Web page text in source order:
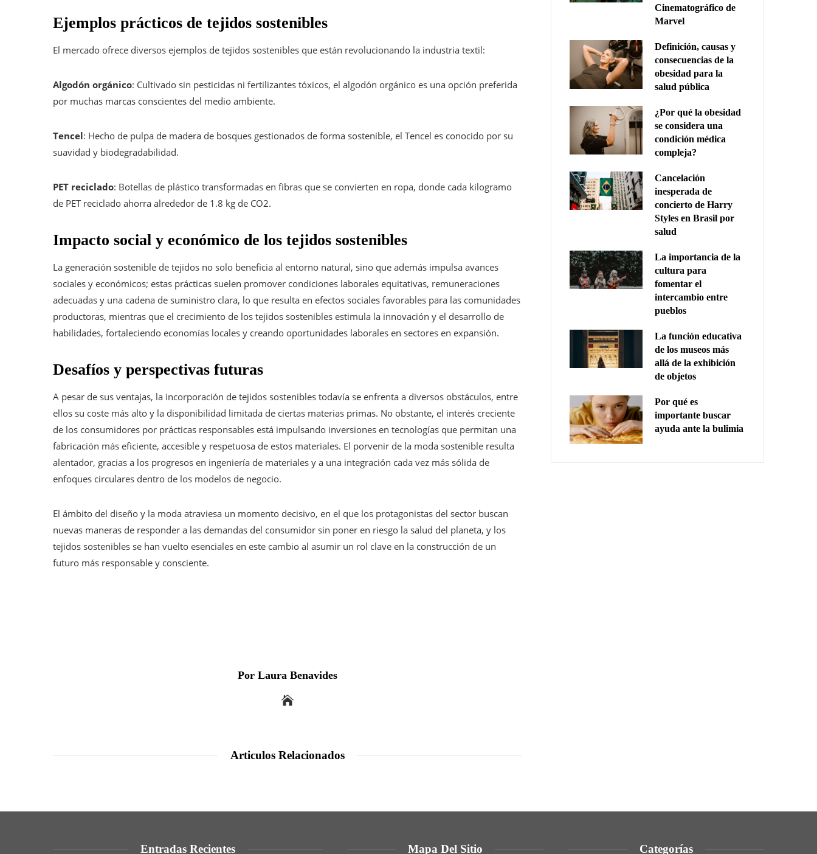
Ejemplos prácticos de tejidos sostenibles
El mercado ofrece diversos ejemplos de tejidos sostenibles que están revolucionando la industria textil:
Algodón orgánico: Cultivado sin pesticidas ni fertilizantes tóxicos, el algodón orgánico es una opción preferida
por muchas marcas conscientes del medio ambiente.
Tencel: Hecho de pulpa de madera de bosques gestionados de forma sostenible, el Tencel es conocido por su
suavidad y biodegradabilidad.
PET reciclado: Botellas de plástico transformadas en fibras que se convierten en ropa, donde cada kilogramo
de PET reciclado ahorra alrededor de 1.8 kg de CO2.
Impacto social y económico de los tejidos sostenibles
La generación sostenible de tejidos no solo beneficia al entorno natural, sino que además impulsa avances
sociales y económicos; estas prácticas suelen promover condiciones laborales equitativas, remuneraciones
adecuadas y una cadena de suministro clara, lo que resulta en efectos sociales favorables para las comunidades
productoras, mientras que el crecimiento de los tejidos sostenibles estimula la innovación y el desarrollo de
habilidades, fortaleciendo economías locales y creando oportunidades laborales en sectores en expansión.
Desafíos y perspectivas futuras
A pesar de sus ventajas, la incorporación de tejidos sostenibles todavía se enfrenta a diversos obstáculos, entre
ellos su coste más alto y la disponibilidad limitada de ciertas materias primas. No obstante, el interés creciente
de los consumidores por prácticas responsables está impulsando inversiones en tecnologías que permitan una
fabricación más eficiente, accesible y respetuosa de estos materiales. El porvenir de la moda sostenible resulta
alentador, gracias a los progresos en ingeniería de materiales y a una integración cada vez más sólida de
enfoques circulares dentro de los modelos de negocio.
El ámbito del diseño y la moda atraviesa un momento decisivo, en el que los protagonistas del sector buscan
nuevas maneras de responder a las demandas del consumidor sin poner en riesgo la salud del planeta, y los
tejidos sostenibles se han vuelto esenciales en este cambio al asumir un rol clave en la construcción de un
futuro más responsable y consciente.
Por Laura Benavides
Articulos Relacionados
Cinematográfico de
Marvel
Definición, causas y
consecuencias de la
obesidad para la
salud pública
¿Por qué la obesidad
se considera una
condición médica
compleja?
Cancelación
inesperada de
concierto de Harry
Styles en Brasil por
salud
La importancia de la
cultura para
fomentar el
intercambio entre
pueblos
La función educativa
de los museos más
allá de la exhibición
de objetos
Por qué es
importante buscar
ayuda ante la bulimia
Entradas Recientes Mapa Del Sitio Categorías